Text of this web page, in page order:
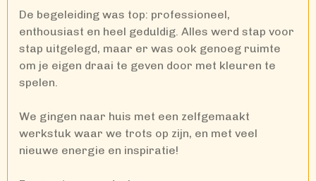
De begeleiding was top: professioneel,
enthousiast en heel geduldig. Alles werd stap voor
stap uitgelegd, maar er was ook genoeg ruimte
om je eigen draai te geven door met kleuren te
spelen.
We gingen naar huis met een zelfgemaakt
werkstuk waar we trots op zijn, en met veel
nieuwe energie en inspiratie!